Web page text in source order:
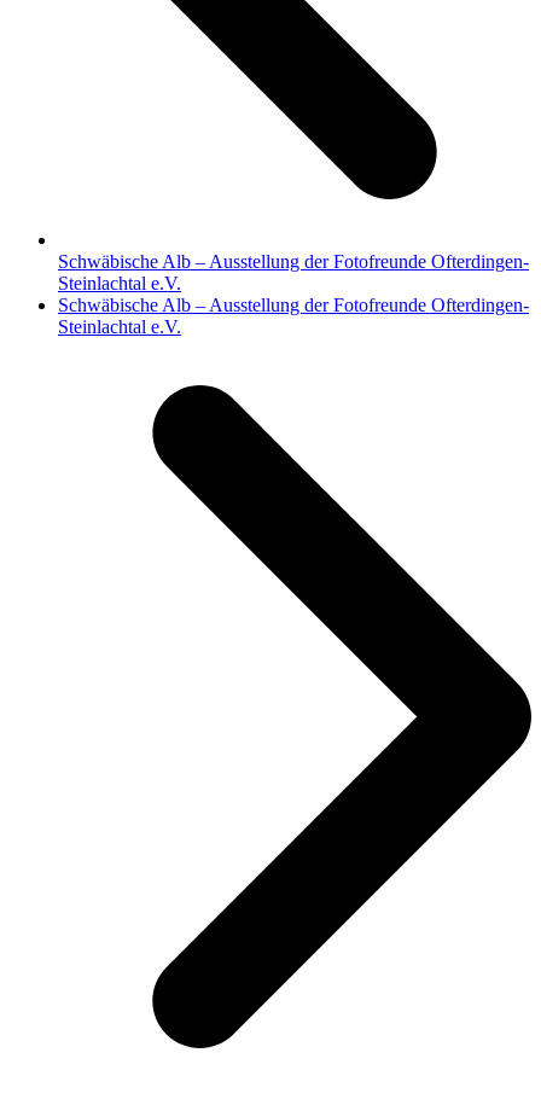
Schwäbische Alb – Ausstellung der Fotofreunde Ofterdingen-
Steinlachtal e.V.
Nächster
Beitrag:
Schwäbische Alb – Ausstellung der Fotofreunde Ofterdingen-
Steinlachtal e.V.